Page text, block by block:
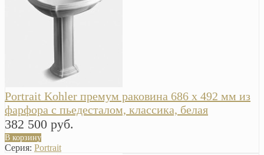
Portrait Kohler премум раковина 686 х 492 мм из
фарфора с пьедесталом, классика, белая
382 500 руб.
В корзину
Серия: Portrait